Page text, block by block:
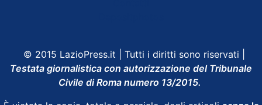
© 2015 LazioPress.it | Tutti i diritti sono riservati |
Testata giornalistica con autorizzazione del Tribunale
Civile di Roma numero 13/2015.